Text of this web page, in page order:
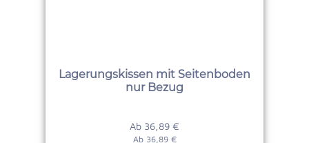
Lagerungskissen mit Seitenboden
nur Bezug
Ab 36,89 €
Ab 36,89 €